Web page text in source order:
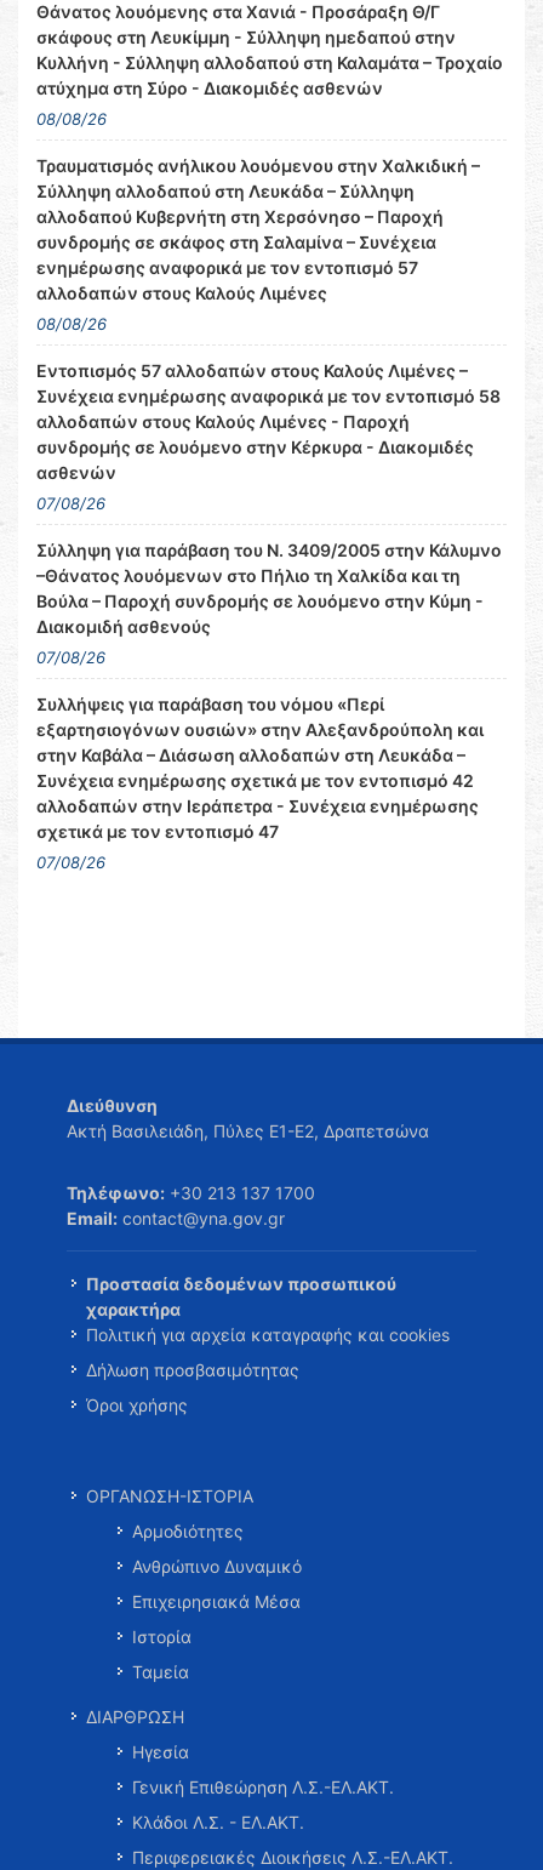
Θάνατος λουόμενης στα Χανιά - Προσάραξη Θ/Γ
σκάφους στη Λευκίμμη - Σύλληψη ημεδαπού στην
Κυλλήνη - Σύλληψη αλλοδαπού στη Καλαμάτα – Τροχαίο
ατύχημα στη Σύρο - Διακομιδές ασθενών
08/08/26
Τραυματισμός ανήλικου λουόμενου στην Χαλκιδική –
Σύλληψη αλλοδαπού στη Λευκάδα – Σύλληψη
αλλοδαπού Κυβερνήτη στη Χερσόνησο – Παροχή
συνδρομής σε σκάφος στη Σαλαμίνα – Συνέχεια
ενημέρωσης αναφορικά με τον εντοπισμό 57
αλλοδαπών στους Καλούς Λιμένες
08/08/26
Εντοπισμός 57 αλλοδαπών στους Καλούς Λιμένες –
Συνέχεια ενημέρωσης αναφορικά με τον εντοπισμό 58
αλλοδαπών στους Καλούς Λιμένες - Παροχή
συνδρομής σε λουόμενο στην Κέρκυρα - Διακομιδές
ασθενών
07/08/26
Σύλληψη για παράβαση του Ν. 3409/2005 στην Κάλυμνο
–Θάνατος λουόμενων στο Πήλιο τη Χαλκίδα και τη
Βούλα – Παροχή συνδρομής σε λουόμενο στην Κύμη -
Διακομιδή ασθενούς
07/08/26
Συλλήψεις για παράβαση του νόμου «Περί
εξαρτησιογόνων ουσιών» στην Αλεξανδρούπολη και
στην Καβάλα – Διάσωση αλλοδαπών στη Λευκάδα –
Συνέχεια ενημέρωσης σχετικά με τον εντοπισμό 42
αλλοδαπών στην Ιεράπετρα - Συνέχεια ενημέρωσης
σχετικά με τον εντοπισμό 47
07/08/26
Διεύθυνση
Ακτή Βασιλειάδη, Πύλες Ε1-Ε2, Δραπετσώνα
Τηλέφωνο: +30 213 137 1700
Email: contact@yna.gov.gr
Προστασία δεδομένων προσωπικού
χαρακτήρα
Πολιτική για αρχεία καταγραφής και cookies
Δήλωση προσβασιμότητας
Όροι χρήσης
ΟΡΓΑΝΩΣΗ-ΙΣΤΟΡΙΑ
Αρμοδιότητες
Ανθρώπινο Δυναμικό
Επιχειρησιακά Μέσα
Ιστορία
Ταμεία
ΔΙΑΡΘΡΩΣΗ
Ηγεσία
Γενική Επιθεώρηση Λ.Σ.-ΕΛ.ΑΚΤ.
Κλάδοι Λ.Σ. - ΕΛ.ΑΚΤ.
Περιφερειακές Διοικήσεις Λ.Σ.-ΕΛ.ΑΚΤ.